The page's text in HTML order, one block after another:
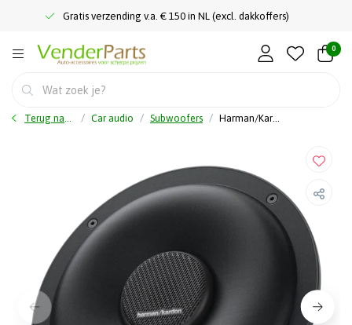
Gratis verzending v.a. € 150 in NL (excl. dakkoffers)
0
Terug naar home Car audio Subwoofers Harman/Kardon Flow 80 - Subwoofer - 20cm / 8" - 125 Watt RMS